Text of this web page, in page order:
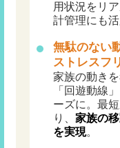
用状況をリ
計管理にも活
無駄のない
ストレスフ
家族の動き
「回遊動線
ーズに。最
り、家族の
を実現。